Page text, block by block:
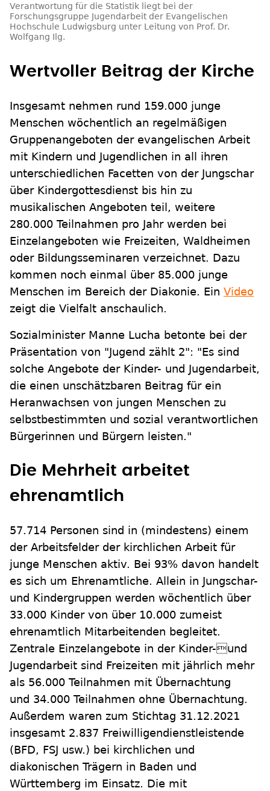
Verantwortung für die Statistik liegt bei der
Forschungsgruppe Jugendarbeit der Evangelischen
Hochschule Ludwigsburg unter Leitung von Prof. Dr.
Wolfgang Ilg.
Wertvoller Beitrag der Kirche
Insgesamt nehmen rund 159.000 junge
Menschen wöchentlich an regelmäßigen
Gruppenangeboten der evangelischen Arbeit
mit Kindern und Jugendlichen in all ihren
unterschiedlichen Facetten von der Jungschar
über Kindergottesdienst bis hin zu
musikalischen Angeboten teil, weitere
280.000 Teilnahmen pro Jahr werden bei
Einzelangeboten wie Freizeiten, Waldheimen
oder Bildungsseminaren verzeichnet. Dazu
kommen noch einmal über 85.000 junge
Menschen im Bereich der Diakonie. Ein Video
zeigt die Vielfalt anschaulich.
Sozialminister Manne Lucha betonte bei der
Präsentation von "Jugend zählt 2": "Es sind
solche Angebote der Kinder- und Jugendarbeit,
die einen unschätzbaren Beitrag für ein
Heranwachsen von jungen Menschen zu
selbstbestimmten und sozial verantwortlichen
Bürgerinnen und Bürgern leisten."
Die Mehrheit arbeitet
ehrenamtlich
57.714 Personen sind in (mindestens) einem
der Arbeitsfelder der kirchlichen Arbeit für
junge Menschen aktiv. Bei 93% davon handelt
es sich um Ehrenamtliche. Allein in Jungschar-
und Kindergruppen werden wöchentlich über
33.000 Kinder von über 10.000 zumeist
ehrenamtlich Mitarbeitenden begleitet.
Zentrale Einzelangebote in der Kinder-und
Jugendarbeit sind Freizeiten mit jährlich mehr
als 56.000 Teilnahmen mit Übernachtung
und 34.000 Teilnahmen ohne Übernachtung.
Außerdem waren zum Stichtag 31.12.2021
insgesamt 2.837 Freiwilligendienstleistende
(BFD, FSJ usw.) bei kirchlichen und
diakonischen Trägern in Baden und
Württemberg im Einsatz. Die mit